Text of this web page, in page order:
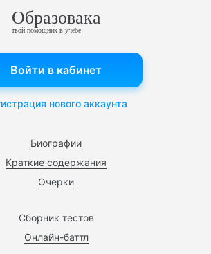
Образовака
твой помощник в учебе
Биографии
Краткие содержания
Очерки
Сборник тестов
Онлайн-баттл
Войти в кабинет
нового аккаунта